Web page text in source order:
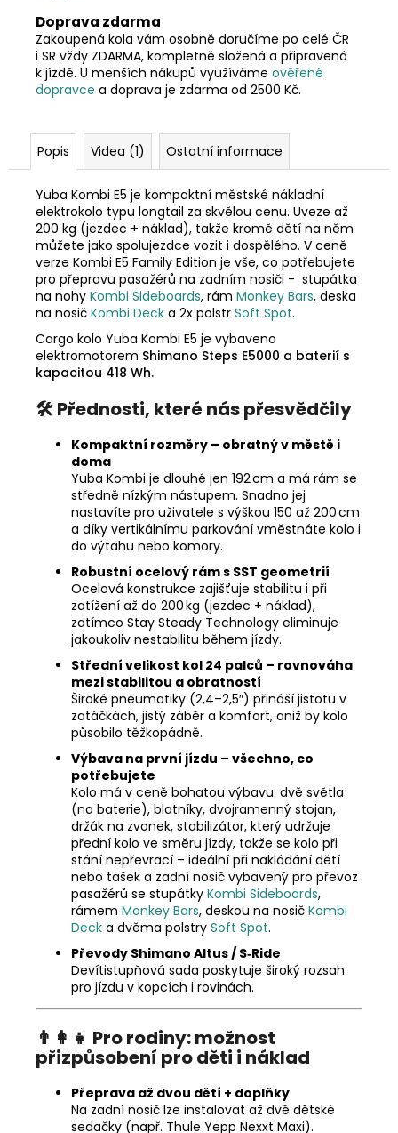
Doprava zdarma
Zakoupená kola vám osobně doručíme po celé ČR
i SR vždy ZDARMA, kompletně složená a připravená
k jízdě. U menších nákupů využíváme ověřené
dopravce a doprava je zdarma od 2500 Kč.
Popis Videa (1) Ostatní informace
Yuba Kombi E5 je kompaktní městské nákladní
elektrokolo typu longtail za skvělou cenu. Uveze až
200 kg (jezdec + náklad), takže kromě dětí na něm
můžete jako spolujezdce vozit i dospělého. V ceně
verze Kombi E5 Family Edition je vše, co potřebujete
pro přepravu pasažérů na zadním nosiči - stupátka
na nohy Kombi Sideboards, rám Monkey Bars, deska
na nosič Kombi Deck a 2x polstr Soft Spot.
Cargo kolo Yuba Kombi E5 je vybaveno
elektromotorem Shimano Steps E5000 a baterií s
kapacitou 418 Wh.
🛠 Přednosti, které nás přesvědčily
Kompaktní rozměry – obratný v městě i
doma
Yuba Kombi je dlouhé jen 192 cm a má rám se
středně nízkým nástupem. Snadno jej
nastavíte pro uživatele s výškou 150 až 200 cm
a díky vertikálnímu parkování vměstnáte kolo i
do výtahu nebo komory.
Robustní ocelový rám s SST geometrií
Ocelová konstrukce zajišťuje stabilitu i při
zatížení až do 200 kg (jezdec + náklad),
zatímco Stay Steady Technology eliminuje
jakoukoliv nestabilitu během jízdy.
Střední velikost kol 24 palců – rovnováha
mezi stabilitou a obratností
Široké pneumatiky (2,4–2,5″) přináší jistotu v
zatáčkách, jistý záběr a komfort, aniž by kolo
působilo těžkopádně.
Výbava na první jízdu – všechno, co
potřebujete
Kolo má v ceně bohatou výbavu: dvě světla
(na baterie), blatníky, dvojramenný stojan,
držák na zvonek, stabilizátor, který udržuje
přední kolo ve směru jízdy, takže se kolo při
stání nepřevrací – ideální při nakládání dětí
nebo tašek a zadní nosič vybavený pro převoz
pasažérů se stupátky Kombi Sideboards,
rámem Monkey Bars, deskou na nosič Kombi
Deck a dvěma polstry Soft Spot.
Převody Shimano Altus / S‑Ride
Devítistupňová sada poskytuje široký rozsah
pro jízdu v kopcích i rovinách.
👨‍👩‍👧 Pro rodiny: možnost
přizpůsobení pro děti i náklad
Přeprava až dvou dětí + doplňky
Na zadní nosič lze instalovat až dvě dětské
sedačky (např. Thule Yepp Nexxt Maxi).